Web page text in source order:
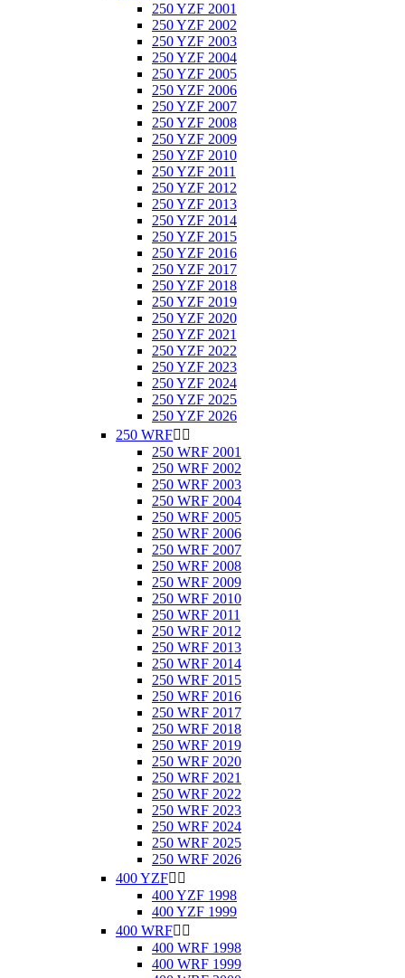
250 YZF 2001
250 YZF 2002
250 YZF 2003
250 YZF 2004
250 YZF 2005
250 YZF 2006
250 YZF 2007
250 YZF 2008
250 YZF 2009
250 YZF 2010
250 YZF 2011
250 YZF 2012
250 YZF 2013
250 YZF 2014
250 YZF 2015
250 YZF 2016
250 YZF 2017
250 YZF 2018
250 YZF 2019
250 YZF 2020
250 YZF 2021
250 YZF 2022
250 YZF 2023
250 YZF 2024
250 YZF 2025
250 YZF 2026
250 WRF 
250 WRF 2001
250 WRF 2002
250 WRF 2003
250 WRF 2004
250 WRF 2005
250 WRF 2006
250 WRF 2007
250 WRF 2008
250 WRF 2009
250 WRF 2010
250 WRF 2011
250 WRF 2012
250 WRF 2013
250 WRF 2014
250 WRF 2015
250 WRF 2016
250 WRF 2017
250 WRF 2018
250 WRF 2019
250 WRF 2020
250 WRF 2021
250 WRF 2022
250 WRF 2023
250 WRF 2024
250 WRF 2025
250 WRF 2026
400 YZF 
400 YZF 1998
400 YZF 1999
400 WRF 
400 WRF 1998
400 WRF 1999